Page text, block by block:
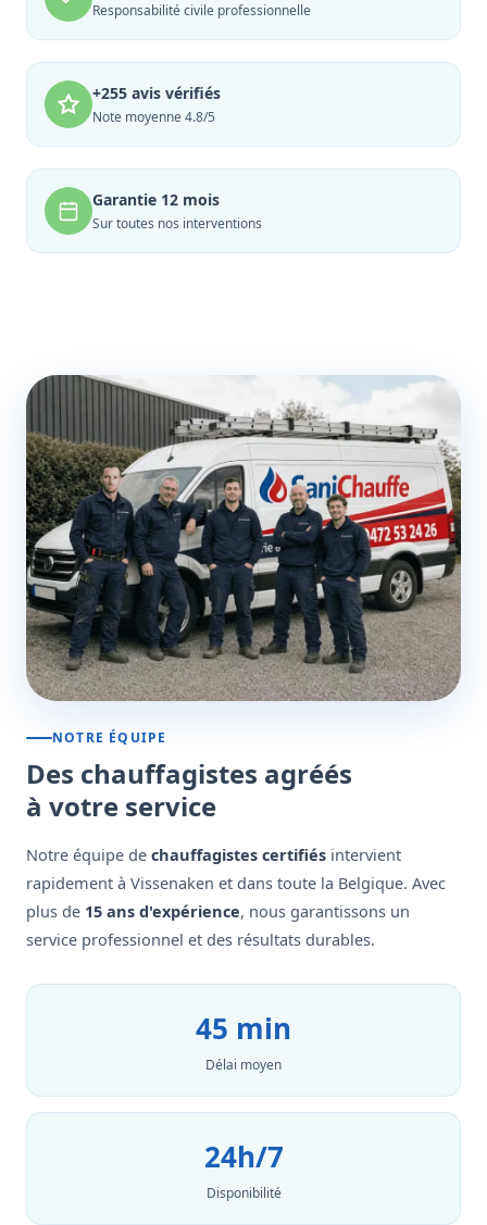
Responsabilité civile professionnelle
+255 avis vérifiés
Note moyenne 4.8/5
Garantie 12 mois
Sur toutes nos interventions
NOTRE ÉQUIPE
Des chauffagistes agréés
à votre service
Notre équipe de chauffagistes certifiés intervient
rapidement à Vissenaken et dans toute la Belgique. Avec
plus de 15 ans d'expérience, nous garantissons un
service professionnel et des résultats durables.
45 min
Délai moyen
24h/7
Disponibilité